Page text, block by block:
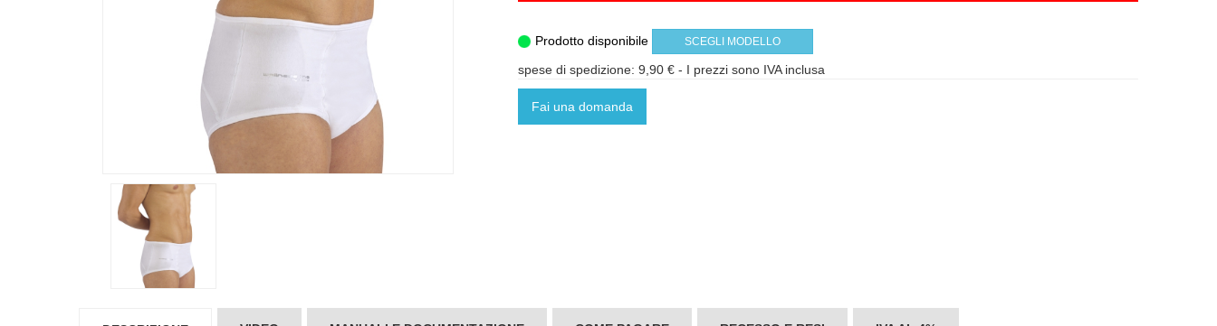
Prodotto disponibile SCEGLI MODELLO
spese di spedizione: 9,90 € - I prezzi sono IVA inclusa
Fai una domanda